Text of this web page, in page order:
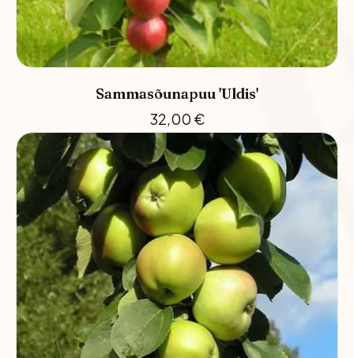
Sammasõunapuu 'Uldis'
32,00 €